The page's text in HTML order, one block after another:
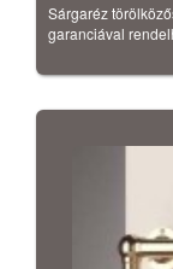
Sárgaréz
garanciával